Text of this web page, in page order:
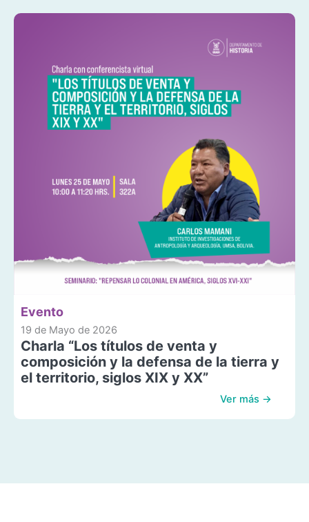
Evento
19 de Mayo de 2026
Charla “Los títulos de venta y
composición y la defensa de la tierra y
el territorio, siglos XIX y XX”
Ver más →